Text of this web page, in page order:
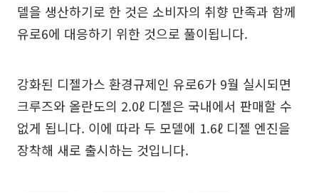
델을 생산하기로 한 것은 소비자의 취향 만족과 함께
유로6에 대응하기 위한 것으로 풀이됩니다.
강화된 디젤가스 환경규제인 유로6가 9월 실시되면
크루즈와 올란도의 2.0ℓ 디젤은 국내에서 판매할 수
없게 됩니다. 이에 따라 두 모델에 1.6ℓ 디젤 엔진을
장착해 새로 출시하는 것입니다.